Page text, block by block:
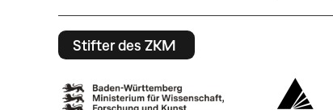
Stifter des ZKM